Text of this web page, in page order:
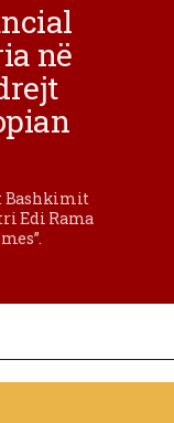
në
Bashkimit
Edi Rama